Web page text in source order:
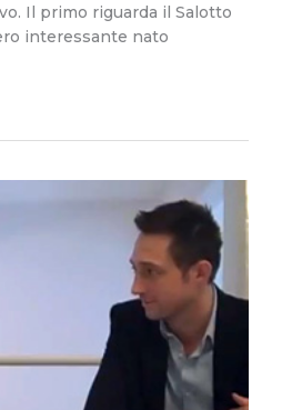
Il primo riguarda il Salotto
interessante nato